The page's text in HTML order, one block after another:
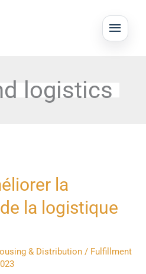
logistics
la
la logistique
& Distribution / Fulfillment